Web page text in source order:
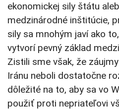
ekonomickej sily štátu
medzinárodné inštitúcie,
sily sa mnohým javí ako
vytvorí pevný základ
Zistili sme však, že
Iránu neboli dostatočne
dôležité na to, aby sa vo
použiť proti nepriateľovi